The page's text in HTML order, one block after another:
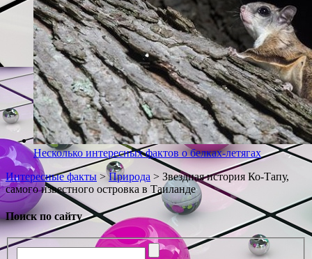
Несколько интересных фактов о белках-летягах
Интересные факты >Природа > Звездная история Ко-Тапу,
самого известного островка в Таиланде
Поиск по сайту